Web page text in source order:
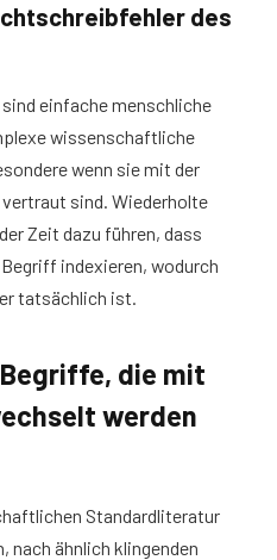
des
einfache menschliche
wissenschaftliche
wenn sie mit der
sind. Wiederholte
Zeit dazu führen, dass
indexieren, wodurch
tatsächlich ist.
die mit
werden
Standardliteratur
ähnlich klingenden